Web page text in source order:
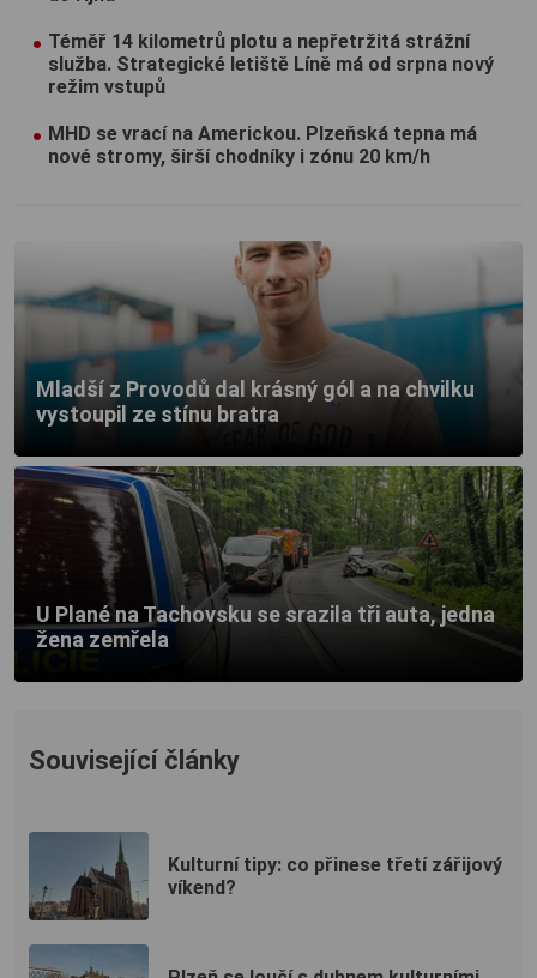
Téměř 14 kilometrů plotu a nepřetržitá strážní
služba. Strategické letiště Líně má od srpna nový
režim vstupů
MHD se vrací na Americkou. Plzeňská tepna má
nové stromy, širší chodníky i zónu 20 km/h
Mladší z Provodů dal krásný gól a na chvilku
vystoupil ze stínu bratra
U Plané na Tachovsku se srazila tři auta, jedna
žena zemřela
Související články
Kulturní tipy: co přinese třetí zářijový
víkend?